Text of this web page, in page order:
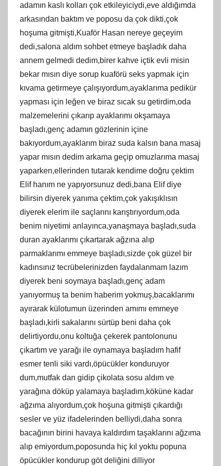
adamın kaslı kolları çok etkileyiciydi,eve aldığımda
arkasından baktım ve poposu da çok dikti,çok
hoşuma gitmişti,Kuaför Hasan nereye geçeyim
dedi,salona aldım sohbet etmeye başladık daha
annem gelmedi dedim,birer kahve içtik evli misin
bekar mısın diye sorup kuaförü seks yapmak için
kıvama getirmeye çalışıyordum,ayaklarıma pedikür
yapması için leğen ve biraz sıcak su getirdim,oda
malzemelerini çıkarıp ayaklarımı okşamaya
başladı,genç adamın gözlerinin içine
bakıyordum,ayaklarım biraz suda kalsın bana masaj
yapar mısın dedim arkama geçip omuzlarıma masaj
yaparken,ellerinden tutarak kendime doğru çektim
Elif hanım ne yapıyorsunuz dedi,bana Elif diye
bilirsin diyerek yanıma çektim,çok yakışıklısın
diyerek elerim ile saçlarını karıştırıyordum,oda
benim niyetimi anlayınca,yanaşmaya başladı,suda
duran ayaklarımı çıkartarak ağzına alıp
parmaklarımı emmeye başladı,sizde çok güzel bir
kadınsınız tecrübelerinizden faydalanmam lazım
diyerek beni soymaya başladı,genç adam
yanıyormuş ta benim haberim yokmuş,bacaklarımı
ayırarak külotumun üzerinden amımı emmeye
başladı,kirli sakalarını sürtüp beni daha çok
delirtiyordu,onu koltuğa çekerek pantolonunu
çıkartım ve yarağı ile oynamaya başladım hafif
esmer tenli siki vardı,öpücükler konduruyor
dum,mutfak dan gidip çikolata sosu aldım ve
yarağına döküp yalamaya başladım,köküne kadar
ağzıma alıyordum,çok hoşuna gitmişti çıkardığı
sesler ve yüz ifadelerinden belliydi,daha sonra
bacağının birini havaya kaldırdım taşaklarını ağzıma
alıp emiyordum,poposunda hiç kıl yoktu popuna
öpücükler kondurup göt deliğini dilliyor